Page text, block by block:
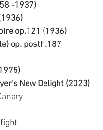
-1937)
op.121 (1936)
op. posth.187
New Delight (2023)